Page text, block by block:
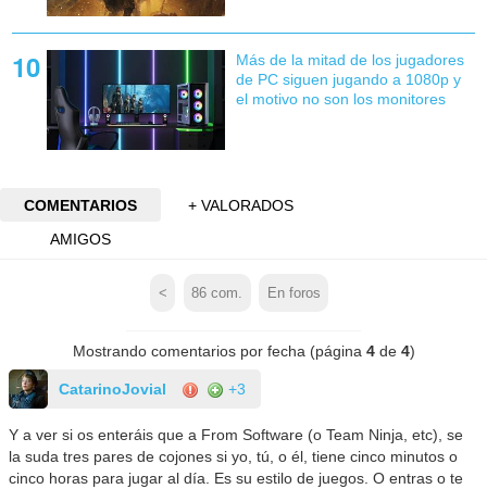
Más de la mitad de los jugadores
de PC siguen jugando a 1080p y
el motivo no son los monitores
COMENTARIOS
+ VALORADOS
AMIGOS
< 86 com. En foros
Mostrando comentarios por fecha (página 4de 4)
CatarinoJovial +3
Y a ver si os enteráis que a From Software (o Team Ninja, etc), se
la suda tres pares de cojones si yo, tú, o él, tiene cinco minutos o
cinco horas para jugar al día. Es su estilo de juegos. O entras o te